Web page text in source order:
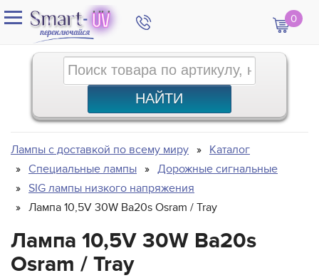
0
Лампы с доставкой по всему миру
Каталог
Специальные лампы
Дорожные сигнальные
SIG лампы низкого напряжения
Лампа 10,5V 30W Ba20s Osram / Tray
Лампа 10,5V 30W Ba20s
Osram / Tray